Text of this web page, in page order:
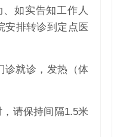
如实告知工作人
安排转诊到定点医
诊就诊，发热（体
请保持间隔1.5米